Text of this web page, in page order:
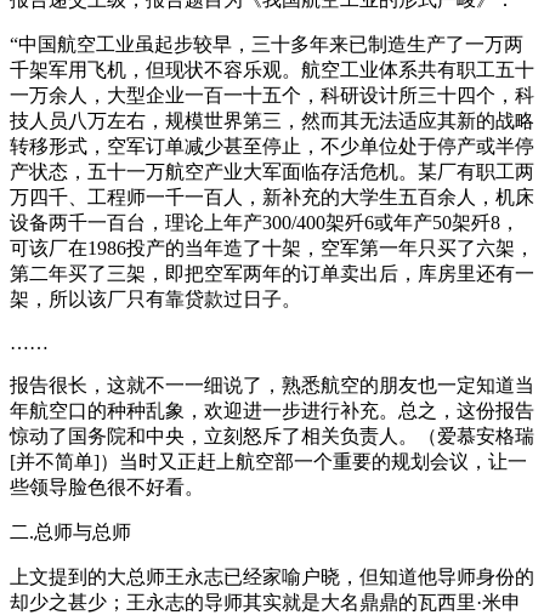
“中国航空工业虽起步较早，三十多年来已制造生产了一万两
千架军用飞机，但现状不容乐观。航空工业体系共有职工五十
一万余人，大型企业一百一十五个，科研设计所三十四个，科
技人员八万左右，规模世界第三，然而其无法适应其新的战略
转移形式，空军订单减少甚至停止，不少单位处于停产或半停
产状态，五十一万航空产业大军面临存活危机。某厂有职工两
万四千、工程师一千一百人，新补充的大学生五百余人，机床
设备两千一百台，理论上年产300/400架歼6或年产50架歼8，
可该厂在1986投产的当年造了十架，空军第一年只买了六架，
第二年买了三架，即把空军两年的订单卖出后，库房里还有一
架，所以该厂只有靠贷款过日子。
……
报告很长，这就不一一细说了，熟悉航空的朋友也一定知道当
年航空口的种种乱象，欢迎进一步进行补充。总之，这份报告
惊动了国务院和中央，立刻怒斥了相关负责人。（爱慕安格瑞
[并不简单]）当时又正赶上航空部一个重要的规划会议，让一
些领导脸色很不好看。
二.总师与总师
上文提到的大总师王永志已经家喻户晓，但知道他导师身份的
却少之甚少；王永志的导师其实就是大名鼎鼎的瓦西里·米申